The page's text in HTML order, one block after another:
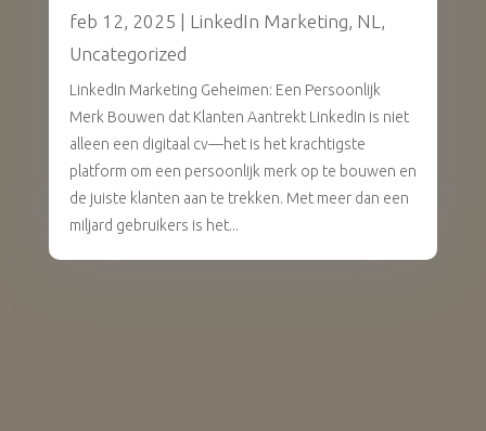
feb 12, 2025 | LinkedIn Marketing NL
Uncategorized
LinkedIn Marketing Geheimen: Een Persoonlijk
Merk Bouwen dat Klanten Aantrekt LinkedIn is niet
alleen een digitaal cv—het is het krachtigste
platform om een persoonlijk merk op te bouwen en
de juiste klanten aan te trekken. Met meer dan een
miljard gebruikers is het...